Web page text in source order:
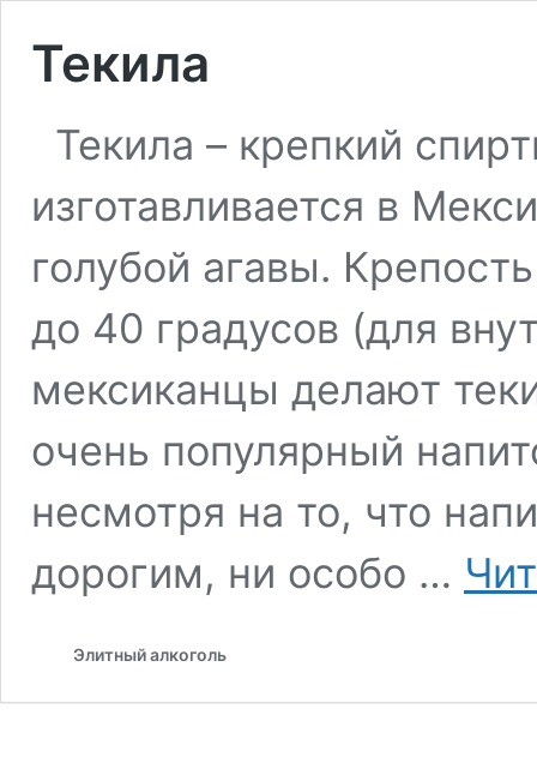
Текила
Текила – крепкий
изготавливается в
голубой агавы.
до 40 градусов (для
мексиканцы делают
очень популярный
несмотря на то, что
дорогим, ни особо …
Элитный алкоголь